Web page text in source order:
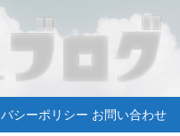
シーポリシー お問い合わせ